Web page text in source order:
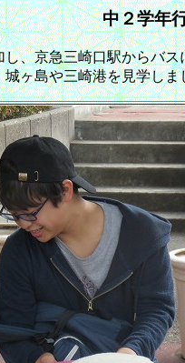
中２学年
、京急三崎口駅からバス
城ヶ島や三崎港を見学し